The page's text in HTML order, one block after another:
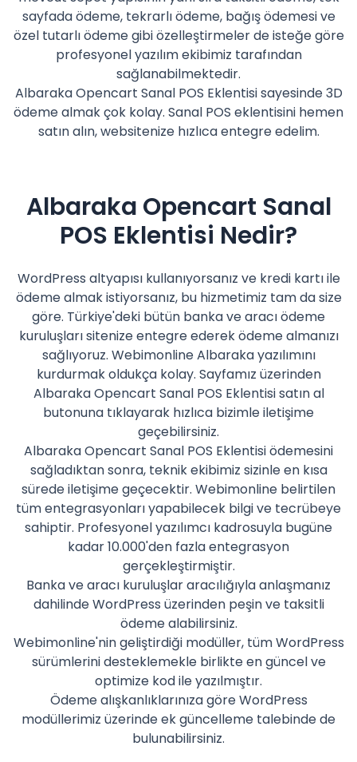
sayfada ödeme, tekrarlı ödeme, bağış ödemesi ve
özel tutarlı ödeme gibi özelleştirmeler de isteğe göre
profesyonel yazılım ekibimiz tarafından
sağlanabilmektedir.
Albaraka Opencart Sanal POS Eklentisi sayesinde 3D
ödeme almak çok kolay. Sanal POS eklentisini hemen
satın alın, websitenize hızlıca entegre edelim.
Albaraka Opencart Sanal
POS Eklentisi Nedir?
WordPress altyapısı kullanıyorsanız ve kredi kartı ile
ödeme almak istiyorsanız, bu hizmetimiz tam da size
göre. Türkiye'deki bütün banka ve aracı ödeme
kuruluşları sitenize entegre ederek ödeme almanızı
sağlıyoruz. Webimonline Albaraka yazılımını
kurdurmak oldukça kolay. Sayfamız üzerinden
Albaraka Opencart Sanal POS Eklentisi satın al
butonuna tıklayarak hızlıca bizimle iletişime
geçebilirsiniz.
Albaraka Opencart Sanal POS Eklentisi ödemesini
sağladıktan sonra, teknik ekibimiz sizinle en kısa
sürede iletişime geçecektir. Webimonline belirtilen
tüm entegrasyonları yapabilecek bilgi ve tecrübeye
sahiptir. Profesyonel yazılımcı kadrosuyla bugüne
kadar 10.000'den fazla entegrasyon
gerçekleştirmiştir.
Banka ve aracı kuruluşlar aracılığıyla anlaşmanız
dahilinde WordPress üzerinden peşin ve taksitli
ödeme alabilirsiniz.
Webimonline'nin geliştirdiği modüller, tüm WordPress
sürümlerini desteklemekle birlikte en güncel ve
optimize kod ile yazılmıştır.
Ödeme alışkanlıklarınıza göre WordPress
modüllerimiz üzerinde ek güncelleme talebinde de
bulunabilirsiniz.